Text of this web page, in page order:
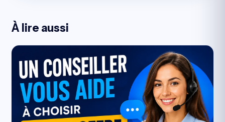
À lire aussi